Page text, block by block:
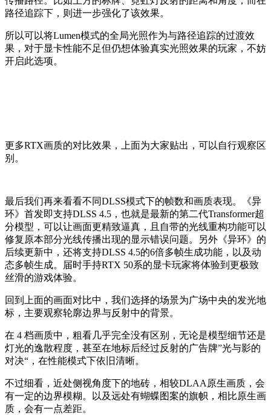
路径追踪下，则进一步强化了该效果。
所以可以将Lumen模式的全局光照作为与路径追踪的过渡效
果，对于显卡性能不足但仍想体验真实光照效果的玩家，不妨
开启此选项。
更多RTX画质的对比效果，上面为大家贴出，可以自行观察区
别。
最后我们再来看看不同DLSS模式下的帧数和画质表现。《异
环》首发即支持DLSS 4.5， 也就是最新的第二代Transformer超
分模型，可以让画面更精致逼真，且自带的光线重构功能可以
修复原本部分光线传播出现的显示错误问题。另外《异环》的
后续更新中，还将支持DLSS 4.5的6倍多帧生成功能，以及动
态多帧生成。届时手持RTX 50系的显卡玩家将体验到更极致
丝滑的游戏体验。
回到上面的画面对比中，我们选择的场景为广场中央的发光地
标，主要观察轮廓边界与反射中的背景。
在 4 档画质中，粗看几乎完全没有区别，无论是模型细节还是
灯光的逸散程度，甚至在地标后经过反射的广告牌”光与影的
对决“，在性能模式下依旧清晰。
不过细看，近处侧视角度下的地砖，相较DLAA原生画质，会
有一定的边界模糊。以及远处有蝴蝶图案的旗帜，相比原生画
质，会有一点差距。